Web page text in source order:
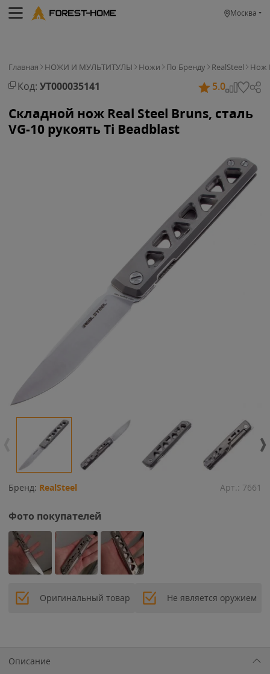
Москва
Главная НОЖИ И МУЛЬТИТУЛЫ Ножи По Бренду RealSteel Нож
Код: УТ000035141 5.0
Складной нож Real Steel Bruns, сталь
VG-10 рукоять Ti Beadblast
Бренд: RealSteel Арт.: 7661
Фото покупателей
Оригинальный товар Не является оружием
Описание